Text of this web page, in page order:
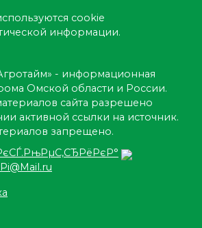
cookie
информации.
- информационная
Омской области и России.
сайта разрешено
активной ссылки на источник.
запрещено.